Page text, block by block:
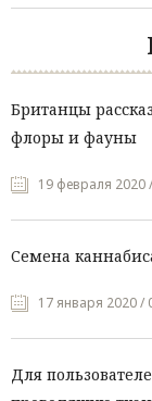
Британцы
флоры и фауны
19 февраля 2020
Семена
17 января 2020 /
Для